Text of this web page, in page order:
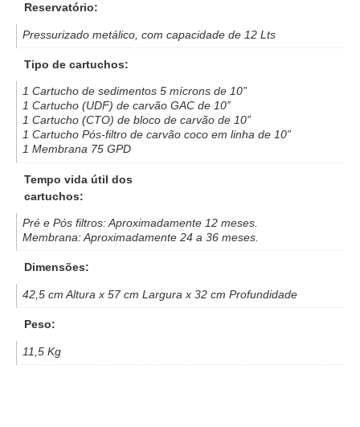
Reservatório:
Pressurizado metálico, com capacidade de 12 Lts
Tipo de cartuchos:
1 Cartucho de sedimentos 5 mícrons de 10”
1 Cartucho (UDF) de carvão GAC de 10”
1 Cartucho (CTO) de bloco de carvão de 10”
1 Cartucho Pós-filtro de carvão coco em linha de 10”
1 Membrana 75 GPD
Tempo vida útil dos
cartuchos:
Pré e Pós filtros: Aproximadamente 12 meses.
Membrana: Aproximadamente 24 a 36 meses.
Dimensões:
42,5 cm Altura x 57 cm Largura x 32 cm Profundidade
Peso:
11,5 Kg